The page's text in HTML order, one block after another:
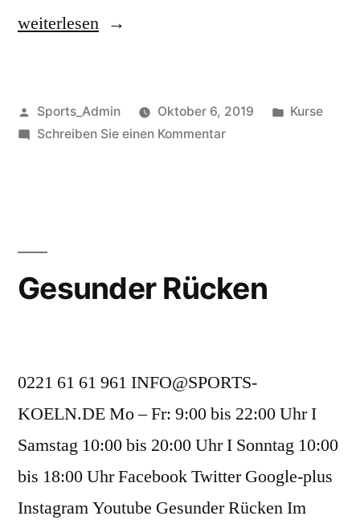
weiterlesen
Sports_Admin Oktober 6, 2019
Kurse
Schreiben Sie einen Kommentar
Gesunder Rücken
0221 61 61 961 INFO@SPORTS-
KOELN.DE Mo – Fr: 9:00 bis 22:00 Uhr I
Samstag 10:00 bis 20:00 Uhr I Sonntag 10:00
bis 18:00 Uhr Facebook Twitter Google-plus
Instagram Youtube Gesunder Rücken Im